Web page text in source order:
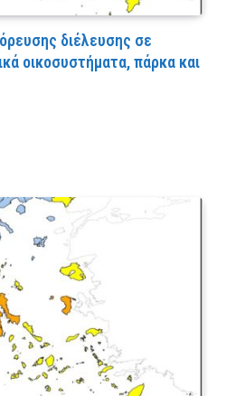
διέλευσης σε
οικοσυστήματα, πάρκα και